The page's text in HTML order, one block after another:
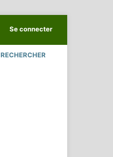
RECHERCHER
Se connecter